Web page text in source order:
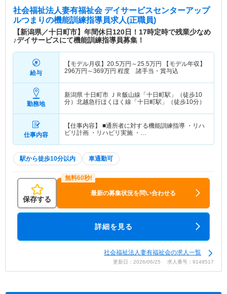
社会福祉法人妻有福祉会 デイサービスセンターアップ
ルつまりの機能訓練指導員求人(正職員)
【新潟県／十日町市】年間休日120日！17時定時で残業少なめ
♪デイサービスにて機能訓練指導員募集！
給与
【モデル月収】 20.5万円～25.5万円
【モデル年収】
296万円～369万円 程度 諸手当・賞与込
勤務地
新潟県 十日町市 ＪＲ飯山線「十日町駅」（徒歩10
分）北越急行ほくほく線「十日町駅」（徒歩10分）
仕事内容
【仕事内容】 ■通所者に対する機能訓練指導 ・リハ
ビリ計画 ・リハビリ実施 ・…
駅から徒歩10分以内 車通勤可
保存する
最新の募集状況を問い合わせる
詳細を見る
社会福祉法人妻有福祉会の求人一覧
更新日：2026/06/25 求人番号：9148517